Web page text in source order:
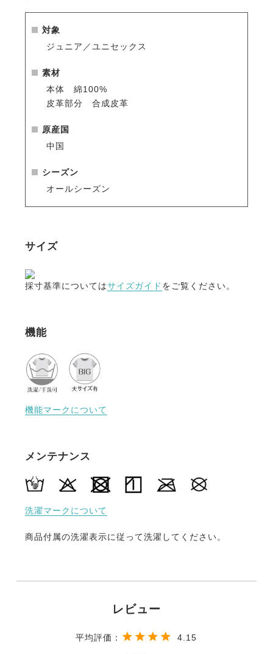
対象
ジュニア／ユニセックス
素材
本体 綿100%
皮革部分 合成皮革
原産国
中国
シーズン
オールシーズン
サイズ
採寸基準についてはサイズガイド をご覧ください。
機能
機能マークについて
メンテナンス
洗濯マークについて
商品付属の洗濯表示に従って洗濯してください。
4.15